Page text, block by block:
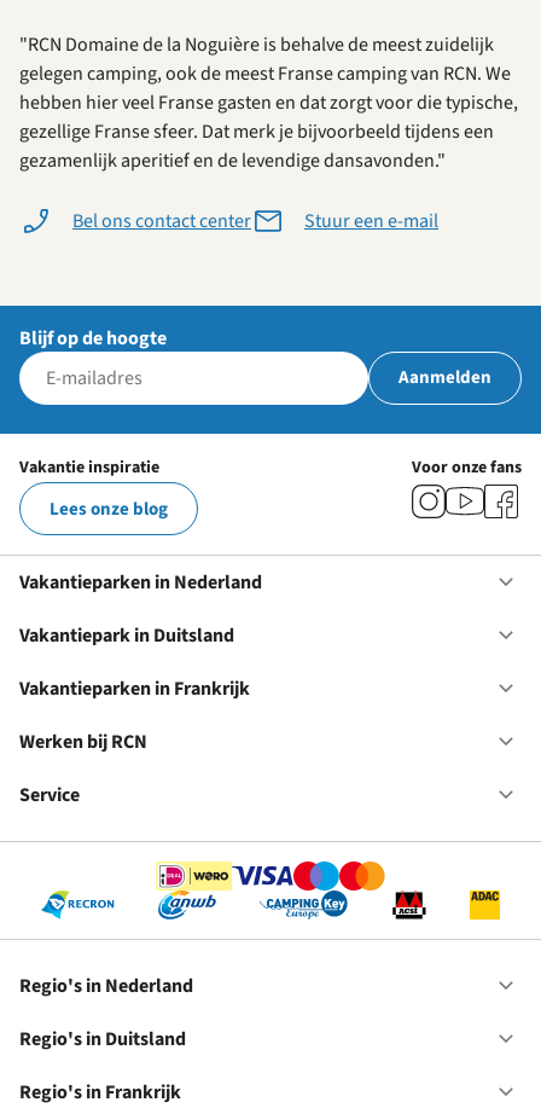
"RCN Domaine de la Noguière is behalve de meest zuidelijk
gelegen camping, ook de meest Franse camping van RCN. We
hebben hier veel Franse gasten en dat zorgt voor die typische,
gezellige Franse sfeer. Dat merk je bijvoorbeeld tijdens een
gezamenlijk aperitief en de levendige dansavonden."
Bel ons contact center Stuur een e-mail
Blijf op de hoogte
Aanmelden
Vakantie inspiratie
Lees onze blog
Voor onze fans
Vakantieparken in Nederland
Vakantiepark in Duitsland
Vakantieparken in Frankrijk
Werken bij RCN
Service
Regio's in Nederland
Regio's in Duitsland
Regio's in Frankrijk